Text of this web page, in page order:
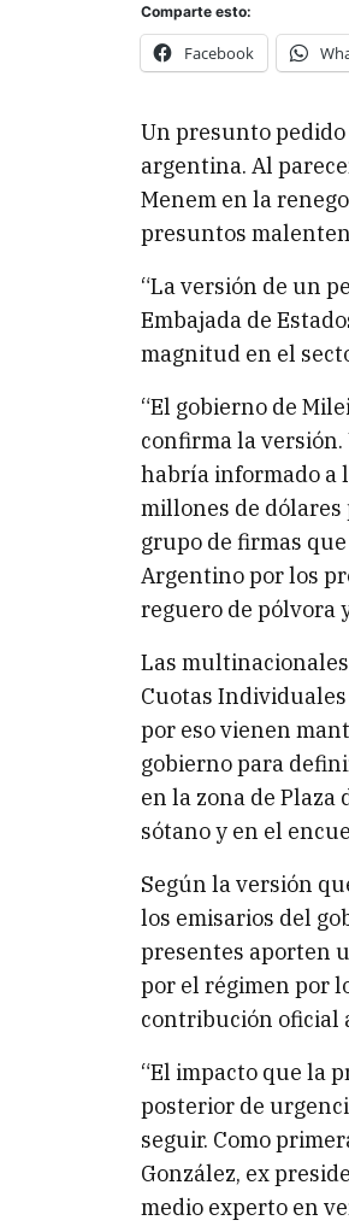
Comparte esto:
Facebook
Un presunto pedido
argentina. Al
Menem en la
presuntos
“La versión de un
Embajada de
magnitud en el
“El gobierno de
confirma la
habría informado a
millones de
grupo de firmas
Argentino por los
reguero de pólvora
Las
Cuotas
por eso vienen
gobierno para
en la zona de Plaza
sótano y en el
Según la versión
los emisarios del
presentes aporten
por el régimen por
contribución oficial
“El impacto que la
posterior de
seguir. Como
González, ex
medio experto en